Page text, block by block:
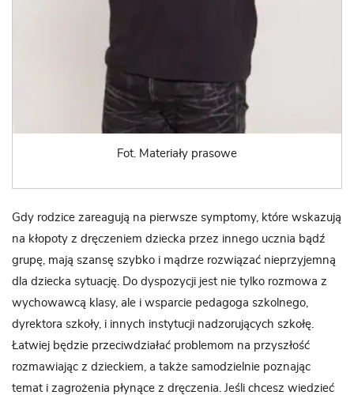
Fot. Materiały prasowe
Gdy rodzice zareagują na pierwsze symptomy, które wskazują
na kłopoty z dręczeniem dziecka przez innego ucznia bądź
grupę, mają szansę szybko i mądrze rozwiązać nieprzyjemną
dla dziecka sytuację. Do dyspozycji jest nie tylko rozmowa z
wychowawcą klasy, ale i wsparcie pedagoga szkolnego,
dyrektora szkoły, i innych instytucji nadzorujących szkołę.
Łatwiej będzie przeciwdziałać problemom na przyszłość
rozmawiając z dzieckiem, a także samodzielnie poznając
temat i zagrożenia płynące z dręczenia. Jeśli chcesz wiedzieć